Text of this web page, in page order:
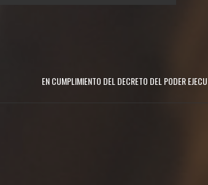
EN CUMPLIMIENTO DEL DECRETO DEL PODER